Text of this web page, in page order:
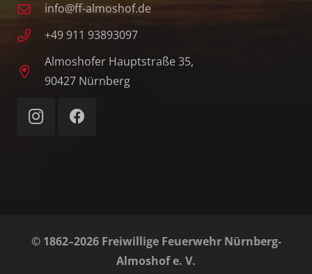
info@ff-almoshof.de
+49 911 93893097
Almoshofer Hauptstraße 35,
90427 Nürnberg
© 1862–2026 Freiwillige Feuerwehr Nürnberg-
Almoshof e. V.